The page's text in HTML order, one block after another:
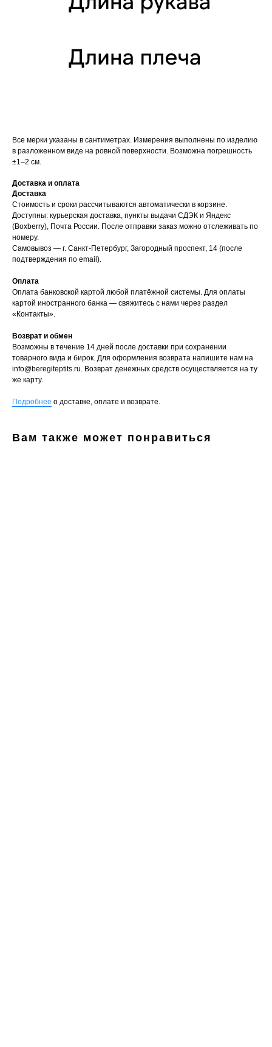
Все мерки указаны в сантиметрах. Измерения выполнены по изделию
в разложенном виде на ровной поверхности. Возможна погрешность
±1–2 см.
Доставка и оплата
Доставка
Стоимость и сроки рассчитываются автоматически в корзине.
Доступны: курьерская доставка, пункты выдачи СДЭК и Яндекс
(Boxberry), Почта России. После отправки заказ можно отслеживать по
номеру.
Самовывоз — г. Санкт-Петербург, Загородный проспект, 14 (после
подтверждения по email).
Оплата
Оплата банковской картой любой платёжной системы. Для оплаты
картой иностранного банка — свяжитесь с нами через раздел
«Контакты».
Возврат и обмен
Возможны в течение 14 дней после доставки при сохранении
товарного вида и бирок. Для оформления возврата напишите нам на
info@beregiteptits.ru. Возврат денежных средств осуществляется на ту
же карту.
Подробнее о доставке, оплате и возврате.
Вам также может понравиться